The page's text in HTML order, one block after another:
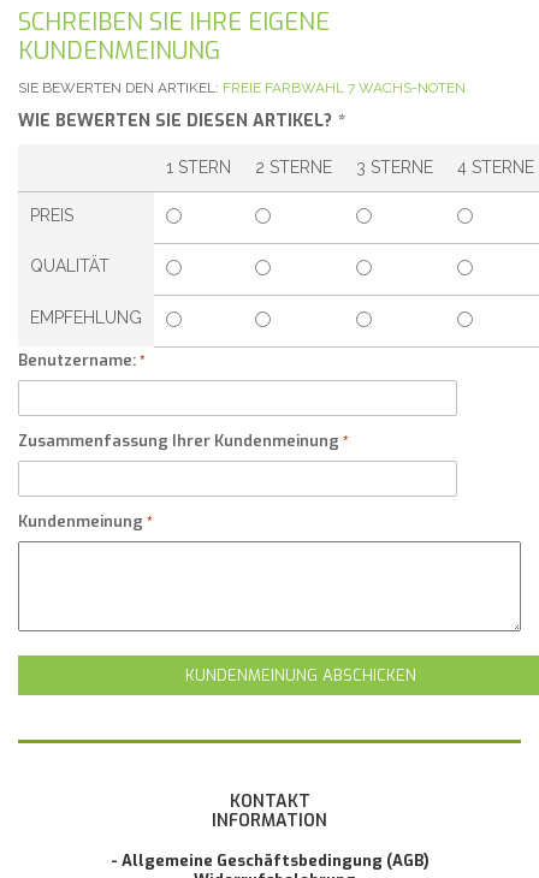
SCHREIBEN SIE IHRE EIGENE
KUNDENMEINUNG
SIE BEWERTEN DEN ARTIKEL: FREIE FARBWAHL 7 WACHS-NOTEN
WIE BEWERTEN SIE DIESEN ARTIKEL? *
1 STERN 2 STERNE 3 STERNE 4 STERNE
PREIS
QUALITÄT
EMPFEHLUNG
Benutzername:
Zusammenfassung Ihrer Kundenmeinung
Kundenmeinung
KUNDENMEINUNG ABSCHICKEN
KONTAKT
INFORMATION
- Allgemeine Geschäftsbedingung (AGB)